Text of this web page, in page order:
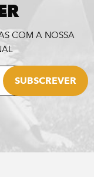
COM A NOSSA